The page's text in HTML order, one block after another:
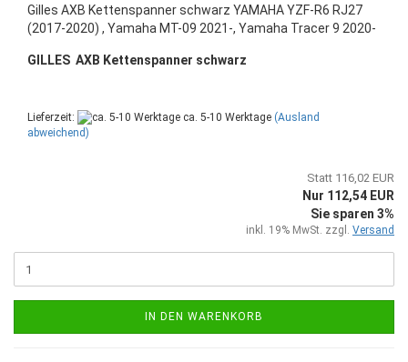
Gilles AXB Kettenspanner schwarz YAMAHA YZF-R6 RJ27
(2017-2020) , Yamaha MT-09 2021-, Yamaha Tracer 9 2020-
GILLES AXB Kettenspanner schwarz
Lieferzeit: ca. 5-10 Werktage (Ausland
abweichend)
Statt 116,02 EUR
Nur 112,54 EUR
Sie sparen 3%
inkl. 19% MwSt. zzgl. Versand
IN DEN WARENKORB